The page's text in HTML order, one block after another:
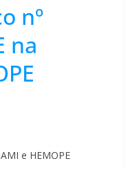
nº
na
e HEMOPE